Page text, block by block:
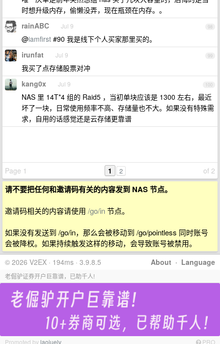
时想升级内存，偷懒没弄，现在瓶颈在内存。。
98
rainABC Jul 9
@iamfirst #90 我是线下个人买家那里买的。
99
irunfat Jul 9
我买了点存储股票对冲
100
kang0x Jul 9
NAS 里 14T*4 组的 Raid5 ，当初单块应该是 1300 左右，最近
坏了一块，日常使用频率不高、存储量也不大。如果没有特殊需
求，自用的话感觉还是云存储更靠谱
Page 1 of 2
1 2
请不要把任何和邀请码有关的内容发到 NAS 节点。
邀请码相关的内容请使用 /go/in节点。
如果没有发送到 /go/in，那么会被移动到 /go/pointless 同时账号
会被降权。如果持续触发这样的移动，会导致账号被禁用。
About · Language
© 2026 V2EX · 194ms · 3.9.8.5
老倔驴证券开户巨靠谱，已助千人!
Promoted bylaojuelv PRO